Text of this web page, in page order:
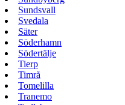
Sundsvall
Svedala
Säter
Söderhamn
Södertälje
Tierp
Timrå
Tomelilla
Tranemo